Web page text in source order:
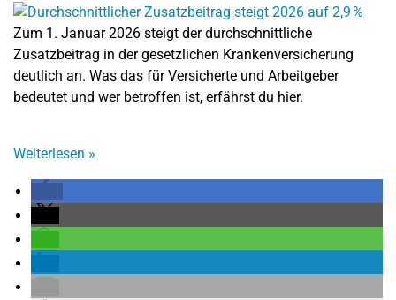
Zum 1. Januar 2026 steigt der durchschnittliche
Zusatzbeitrag in der gesetzlichen Krankenversicherung
deutlich an. Was das für Versicherte und Arbeitgeber
bedeutet und wer betroffen ist, erfährst du hier.
Weiterlesen »